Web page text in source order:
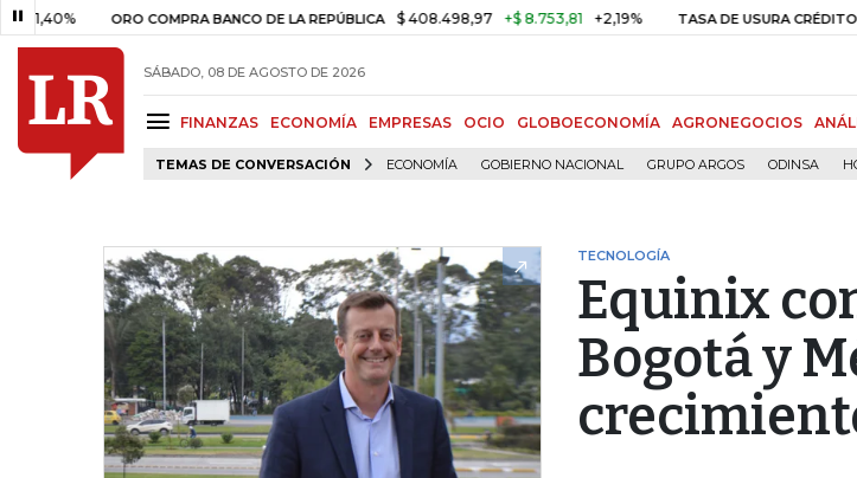
ORO COMPRA BANCO DE LA REPÚBLICA $ 408.498,97 +$ 8.753,81 +2,19% TASA DE USURA CRÉDITO
SÁBADO, 08 DE AGOSTO DE 2026
FINANZAS ECONOMÍA EMPRESAS OCIO GLOBOECONOMÍA AGRONEGOCIOS
TEMAS DE CONVERSACIÓN ECONOMÍA GOBIERNO NACIONAL GRUPO ARGOS ODINSA
TECNOLOGÍA
Equinix
Bogotá y